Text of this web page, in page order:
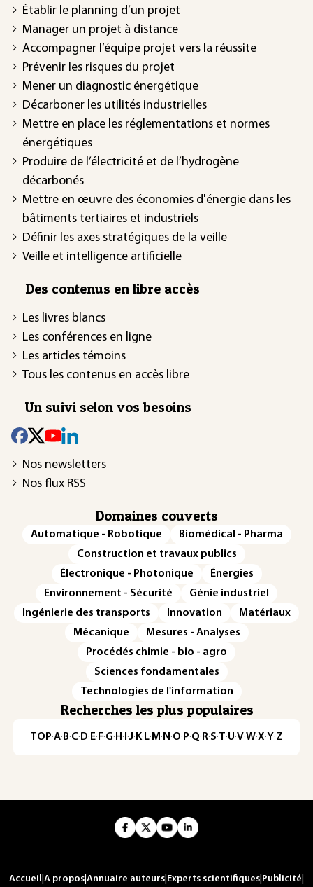
Établir le planning d’un projet
Manager un projet à distance
Accompagner l’équipe projet vers la réussite
Prévenir les risques du projet
Mener un diagnostic énergétique
Décarboner les utilités industrielles
Mettre en place les réglementations et normes
énergétiques
Produire de l’électricité et de l’hydrogène
décarbonés
Mettre en œuvre des économies d'énergie dans les
bâtiments tertiaires et industriels
Définir les axes stratégiques de la veille
Veille et intelligence artificielle
Des contenus en libre accès
Les livres blancs
Les conférences en ligne
Les articles témoins
Tous les contenus en accès libre
Un suivi selon vos besoins
Nos newsletters
Nos flux RSS
Domaines couverts
Automatique - Robotique
Biomédical - Pharma
Construction et travaux publics
Électronique - Photonique
Énergies
Environnement - Sécurité
Génie industriel
Ingénierie des transports
Innovation
Matériaux
Mécanique
Mesures - Analyses
Procédés chimie - bio - agro
Sciences fondamentales
Technologies de l'information
Recherches les plus populaires
TOP·A·B·C· D· E· F·G· H · ·J· K· L· M · N ·O· P·Q· R·S·T·U·V·W·X·Y·Z
Accueil A propos Annuaire auteurs Experts scientifiques Publicité